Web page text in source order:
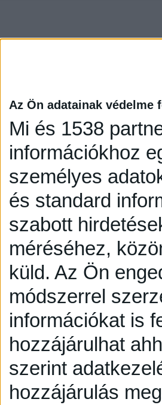
Az Ön adatainak védelme
Mi és 1538
információkhoz
személyes
és standard
szabott
méréséhez,
küld. Az Ön
módszerrel
információkat is
hozzájárulhat
szerint
hozzájárulás